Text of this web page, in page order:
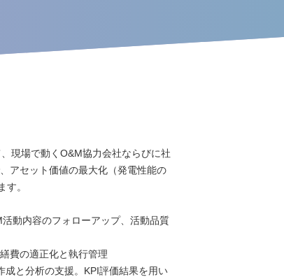
現場で動くO&M協力会社ならびに社
アセット価値の最大化（発電性能の
。
動内容のフォローアップ、活動品質
費の適正化と執行管理
成と分析の支援。KPI評価結果を用い